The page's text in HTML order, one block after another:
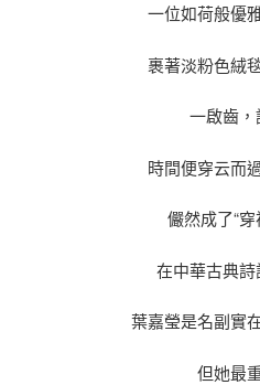
一位如荷般優
裹著淡粉色絨
一啟齒，
時間便穿云而
儼然成了“
在中華古典
葉嘉瑩是名副實
但她最